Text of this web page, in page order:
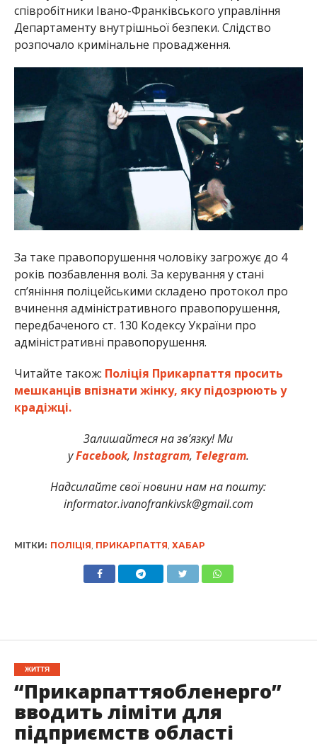
співробітники Івано-Франківського управління
Департаменту внутрішньої безпеки. Слідство
розпочало кримінальне провадження.
За таке правопорушення чоловіку загрожує до 4
років позбавлення волі. За керування у стані
сп’яніння поліцейськими складено протокол про
вчинення адміністративного правопорушення,
передбаченого ст. 130 Кодексу України про
адміністративні правопорушення.
Читайте також: Поліція Прикарпаття просить
мешканців впізнати жінку, яку підозрюють у
крадіжці.
Залишайтеся на зв’язку! Ми
уFacebook, Instagram, Telegram.
Надсилайте свої новини нам на пошту:
informator.ivanofrankivsk@gmail.com
МІТКИ: ПОЛІЦІЯ ПРИКАРПАТТЯ ХАБАР
ЖИТТЯ
“Прикарпаттяобленерго”
вводить ліміти для
підприємств області